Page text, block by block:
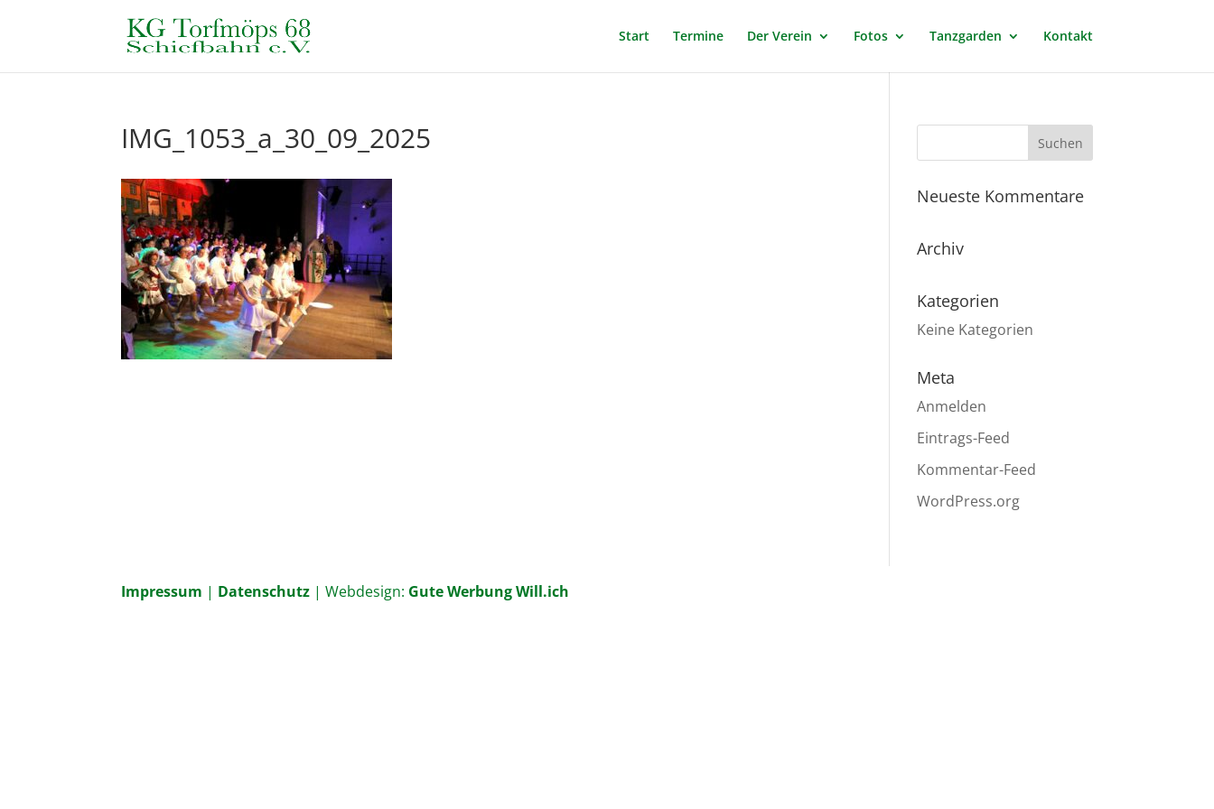
Start Termine Der Verein Fotos Tanzgarden Kontakt
IMG_1053_a_30_09_2025
Neueste Kommentare
Archiv
Kategorien
Keine Kategorien
Meta
Anmelden
Eintrags-Feed
Kommentar-Feed
WordPress.org
Impressum | Datenschutz | Webdesign: Gute Werbung Will.ich